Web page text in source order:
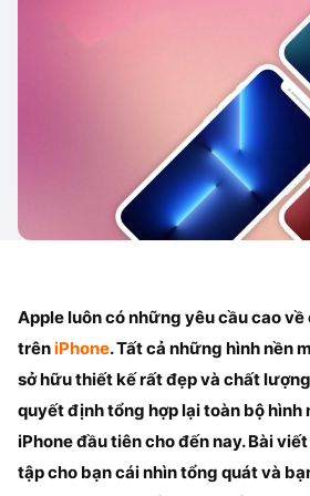
Apple luôn có những yêu cầu cao
trêniPhone. Tất cả những hình nền
sở hữu thiết kế rất đẹp và chất
quyết định tổng hợp lại toàn bộ
iPhone đầu tiên cho đến nay. Bài
tập cho bạn cái nhìn tổng quát và